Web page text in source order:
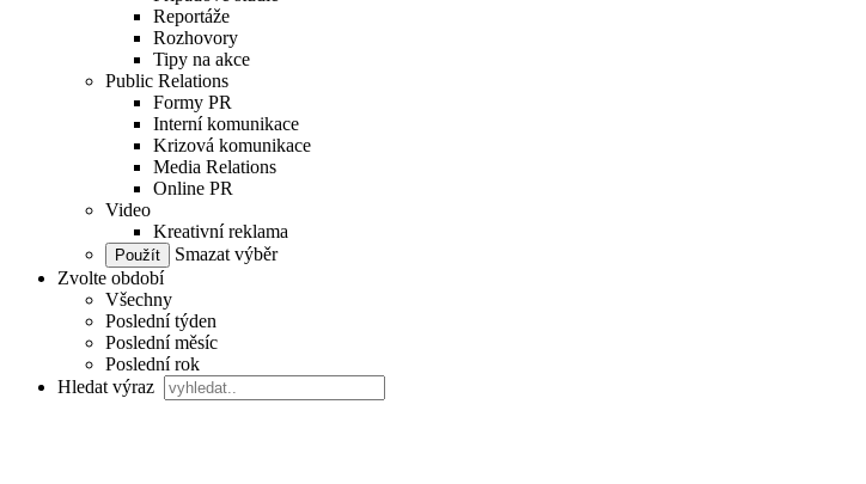
Reportáže
Rozhovory
Tipy na akce
Public Relations
Formy PR
Interní komunikace
Krizová komunikace
Media Relations
Online PR
Video
Kreativní reklama
Smazat výběr
Zvolte období
Všechny
Poslední týden
Poslední měsíc
Poslední rok
Hledat výraz